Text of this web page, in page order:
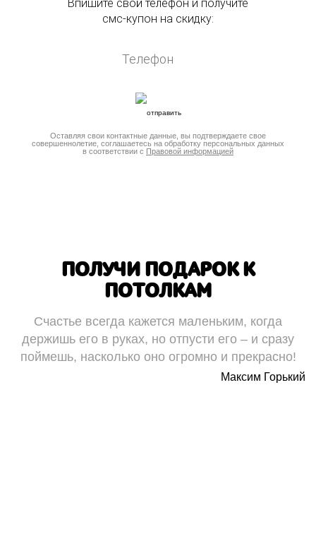
Впишите свой телефон и получите
смс-купон на скидку:
Оставляя свои контактные данные, вы подтверждаете свое
совершеннолетие, соглашаетесь на обработку персональных данных
в соответствии с Правовой информацией
ПОЛУЧИ ПОДАРОК К
ПОТОЛКАМ
Счастье всегда кажется маленьким, когда
держишь его в руках, но отпусти его – и сразу
поймешь, насколько оно огромно и прекрасно!
Максим Горький